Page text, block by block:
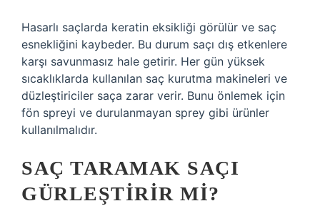
Hasarlı saçlarda keratin eksikliği görülür ve saç
esnekliğini kaybeder. Bu durum saçı dış etkenlere
karşı savunmasız hale getirir. Her gün yüksek
sıcaklıklarda kullanılan saç kurutma makineleri ve
düzleştiriciler saça zarar verir. Bunu önlemek için
fön spreyi ve durulanmayan sprey gibi ürünler
kullanılmalıdır.
SAÇ TARAMAK SAÇI
GÜRLEŞTIRIR MI?